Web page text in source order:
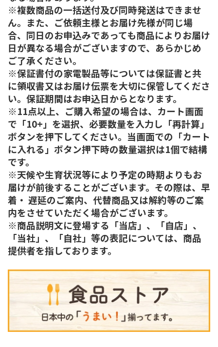
※複数商品の一括送付及び同時発送はできませ
ん。また、ご依頼主様とお届け先様が同じ場
合、同日のお申込みであっても商品によりお届け
日が異なる場合がございますので、あらかじめ
ご了承ください。
※保証書付の家電製品等については保証書と共
に領収書又はお届け伝票を大切に保管してくださ
い。保証期間はお申込日からとなります。
※11点以上、ご購入希望の場合は、カート画面
で「10+」を選択、必要数量を入力し「再計算」
ボタンを押下してください。当画面での「カート
に入れる」ボタン押下時の数量選択は1個で結構
です。
※天候や生育状況等により予定の時期よりもお
届けが前後することがございます。その際は、早
着・ 遅延のご案内、代替商品又は解約等のご案
内をさせていただく場合がございます。
※商品説明文に登場する「当店」、「自店」、
「当社」、「自社」等の表記については、商品
提供者を指しております。